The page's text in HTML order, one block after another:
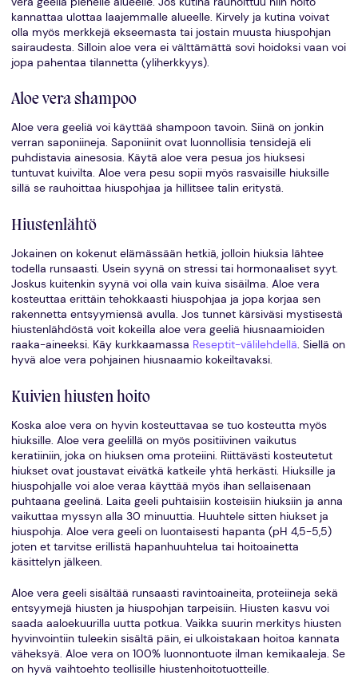
kannattaa ulottaa laajemmalle alueelle. Kirvely ja kutina voivat
olla myös merkkejä ekseemasta tai jostain muusta hiuspohjan
sairaudesta. Silloin aloe vera ei välttämättä sovi hoidoksi vaan voi
jopa pahentaa tilannetta (yliherkkyys).
Aloe vera shampoo
Aloe vera geeliä voi käyttää shampoon tavoin. Siinä on jonkin
verran saponiineja. Saponiinit ovat luonnollisia tensidejä eli
puhdistavia ainesosia. Käytä aloe vera pesua jos hiuksesi
tuntuvat kuivilta. Aloe vera pesu sopii myös rasvaisille hiuksille
sillä se rauhoittaa hiuspohjaa ja hillitsee talin eritystä.
Hiustenlähtö
Jokainen on kokenut elämässään hetkiä, jolloin hiuksia lähtee
todella runsaasti. Usein syynä on stressi tai hormonaaliset syyt.
Joskus kuitenkin syynä voi olla vain kuiva sisäilma. Aloe vera
kosteuttaa erittäin tehokkaasti hiuspohjaa ja jopa korjaa sen
rakennetta entsyymiensä avulla. Jos tunnet kärsiväsi mystisestä
hiustenlähdöstä voit kokeilla aloe vera geeliä hiusnaamioiden
raaka-aineeksi. Käy kurkkaamassa Reseptit-välilehdellä. Siellä on
hyvä aloe vera pohjainen hiusnaamio kokeiltavaksi.
Kuivien hiusten hoito
Koska aloe vera on hyvin kosteuttavaa se tuo kosteutta myös
hiuksille. Aloe vera geelillä on myös positiivinen vaikutus
keratiiniin, joka on hiuksen oma proteiini. Riittävästi kosteutetut
hiukset ovat joustavat eivätkä katkeile yhtä herkästi. Hiuksille ja
hiuspohjalle voi aloe veraa käyttää myös ihan sellaisenaan
puhtaana geelinä. Laita geeli puhtaisiin kosteisiin hiuksiin ja anna
vaikuttaa myssyn alla 30 minuuttia. Huuhtele sitten hiukset ja
hiuspohja. Aloe vera geeli on luontaisesti hapanta (pH 4,5-5,5)
joten et tarvitse erillistä hapanhuuhtelua tai hoitoainetta
käsittelyn jälkeen.
Aloe vera geeli sisältää runsaasti ravintoaineita, proteiineja sekä
entsyymejä hiusten ja hiuspohjan tarpeisiin. Hiusten kasvu voi
saada aaloekuurilla uutta potkua. Vaikka suurin merkitys hiusten
hyvinvointiin tuleekin sisältä päin, ei ulkoistakaan hoitoa kannata
väheksyä. Aloe vera on 100% luonnontuote ilman kemikaaleja. Se
on hyvä vaihtoehto teollisille hiustenhoitotuotteille.